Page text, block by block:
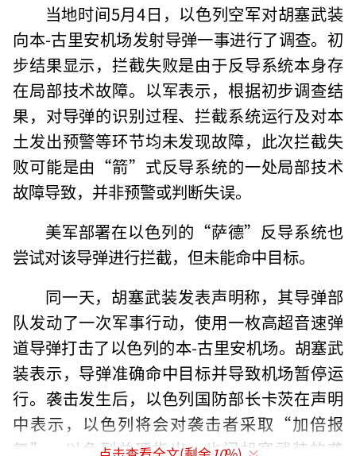
当地时间5月4日，以色列空军对胡塞武装
向本-古里安机场发射导弹一事进行了调查。初
步结果显示，拦截失败是由于反导系统本身存
在局部技术故障。以军表示，根据初步调查结
果，对导弹的识别过程、拦截系统运行及对本
土发出预警等环节均未发现故障，此次拦截失
败可能是由“箭”式反导系统的一处局部技术
故障导致，并非预警或判断失误。
美军部署在以色列的“萨德”反导系统也
尝试对该导弹进行拦截，但未能命中目标。
同一天，胡塞武装发表声明称，其导弹部
队发动了一次军事行动，使用一枚高超音速弹
道导弹打击了以色列的本-古里安机场。胡塞武
装表示，导弹准确命中目标并导致机场暂停运
行。袭击发生后，以色列国防部长卡茨在声明
中表示，以色列将会对袭击者采取“加倍报
复”。以色列总理指出，也门胡塞武装的袭